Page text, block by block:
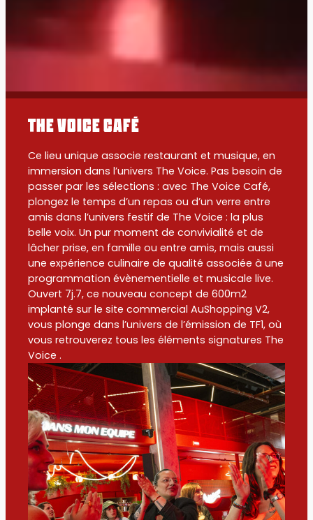
The voice café
Ce lieu unique associe restaurant et musique, en
immersion dans l’univers The Voice. Pas besoin de
passer par les sélections : avec The Voice Café,
plongez le temps d’un repas ou d’un verre entre
amis dans l’univers festif de The Voice : la plus
belle voix. Un pur moment de convivialité et de
lâcher prise, en famille ou entre amis, mais aussi
une expérience culinaire de qualité associée à une
programmation évènementielle et musicale live.
Ouvert 7j.7, ce nouveau concept de 600m2
implanté sur le site commercial AuShopping V2,
vous plonge dans l’univers de l’émission de TF1, où
vous retrouverez tous les éléments signatures The
Voice .